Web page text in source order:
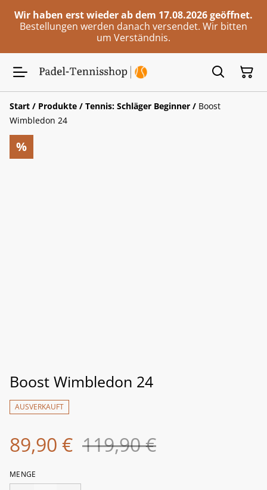
Wir haben erst wieder ab dem 17.08.2026 geöffnet.
Bestellungen werden danach versendet. Wir bitten
um Verständnis.
Start / Produkte / Tennis: Schläger Beginner / Boost
Wimbledon 24
%
Boost Wimbledon 24
AUSVERKAUFT
89,90 € 119,90 €
MENGE